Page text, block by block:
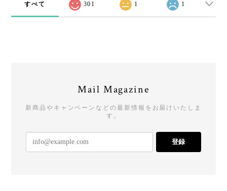
すべて 301 1 1
Mail Magazine
新商品やキャンペーンなどの最新情報をお届けいたしま
す。
登録